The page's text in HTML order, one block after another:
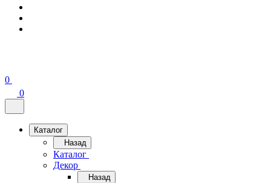
0
0
Каталог
Назад
Каталог
Декор
Назад